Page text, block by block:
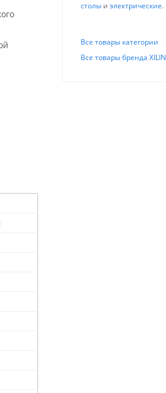
столы и электрические.
Все товары категории
Все товары бренда XILIN